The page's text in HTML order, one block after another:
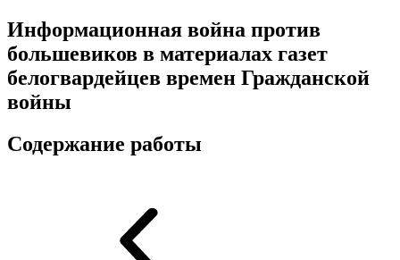
Информационная война против
большевиков в материалах газет
белогвардейцев времен Гражданской
войны
Содержание работы